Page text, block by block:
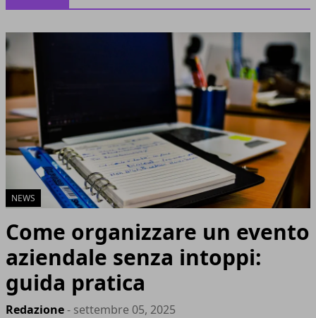
NEWS
Come organizzare un evento
aziendale senza intoppi:
guida pratica
Redazione- settembre 05, 2025